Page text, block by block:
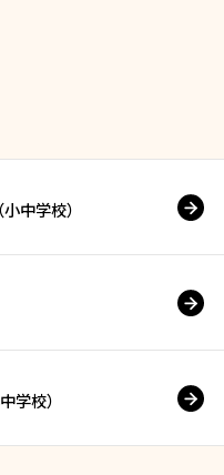
（小中学校）
学校）